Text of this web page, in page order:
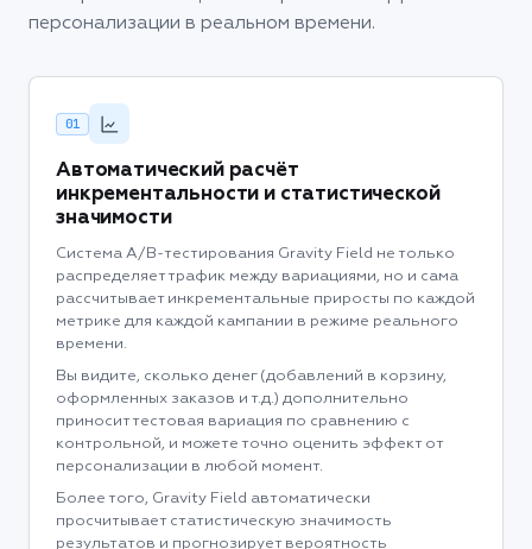
персонализации в реальном времени.
01
Автоматический расчёт
инкрементальности и статистической
значимости
Система A/B-тестирования Gravity Field не только
распределяет трафик между вариациями, но и сама
рассчитывает инкрементальные приросты по каждой
метрике для каждой кампании в режиме реального
времени.
Вы видите, сколько денег (добавлений в корзину,
оформленных заказов и т.д.) дополнительно
приносит тестовая вариация по сравнению с
контрольной, и можете точно оценить эффект от
персонализации в любой момент.
Более того, Gravity Field автоматически
просчитывает статистическую значимость
результатов и прогнозирует вероятность